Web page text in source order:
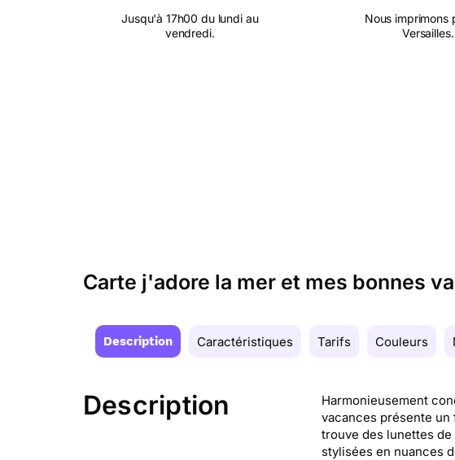
Jusqu'à 17h00 du lundi au
vendredi.
Nous imprimons
Versailles.
Carte j'adore la mer et mes bonnes
Description Caractéristiques Tarifs Couleurs
Description
Harmonieusement
vacances présente
trouve des lunettes
stylisées en nuances